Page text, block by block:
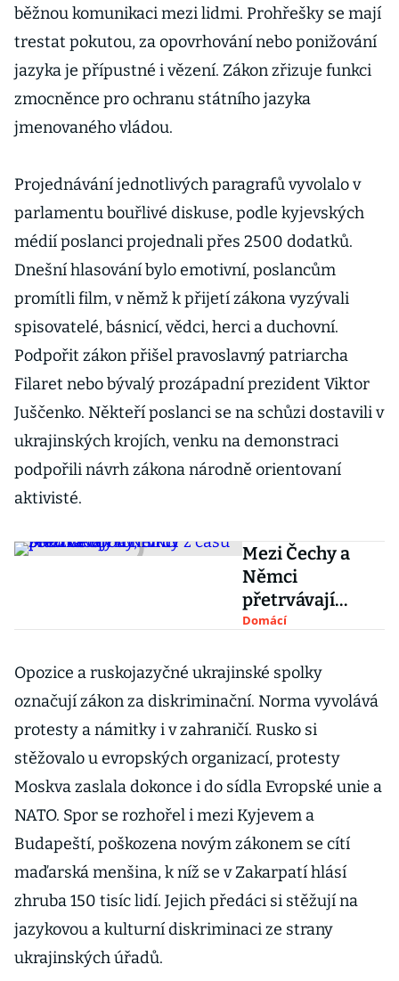
říkají tvůrci
Cimrman
English
Theatre
běžnou komunikaci mezi lidmi. Prohřešky se mají
trestat pokutou, za opovrhování nebo ponižování
jazyka je přípustné i vězení. Zákon zřizuje funkci
zmocněnce pro ochranu státního jazyka
jmenovaného vládou.
Projednávání jednotlivých paragrafů vyvolalo v
parlamentu bouřlivé diskuse, podle kyjevských
médií poslanci projednali přes 2500 dodatků.
Dnešní hlasování bylo emotivní, poslancům
promítli film, v němž k přijetí zákona vyzývali
spisovatelé, básnicí, vědci, herci a duchovní.
Podpořit zákon přišel pravoslavný patriarcha
Filaret nebo bývalý prozápadní prezident Viktor
Juščenko. Někteří poslanci se na schůzi dostavili v
ukrajinských krojích, venku na demonstraci
podpořili návrh zákona národně orientovaní
aktivisté.
Mezi Čechy a
Němci
přetrvávají
konflikty z časů
tvrdí publikace
Domácí
Opozice a ruskojazyčné ukrajinské spolky
označují zákon za diskriminační. Norma vyvolává
protesty a námitky i v zahraničí. Rusko si
stěžovalo u evropských organizací, protesty
Moskva zaslala dokonce i do sídla Evropské unie a
NATO. Spor se rozhořel i mezi Kyjevem a
Budapeští, poškozena novým zákonem se cítí
maďarská menšina, k níž se v Zakarpatí hlásí
zhruba 150 tisíc lidí. Jejich předáci si stěžují na
jazykovou a kulturní diskriminaci ze strany
ukrajinských úřadů.